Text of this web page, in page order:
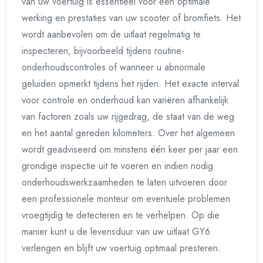
werking en prestaties van uw scooter of bromfiets. Het
wordt aanbevolen om de uitlaat regelmatig te
inspecteren, bijvoorbeeld tijdens routine-
onderhoudscontroles of wanneer u abnormale
geluiden opmerkt tijdens het rijden. Het exacte interval
voor controle en onderhoud kan variëren afhankelijk
van factoren zoals uw rijgedrag, de staat van de weg
en het aantal gereden kilometers. Over het algemeen
wordt geadviseerd om minstens één keer per jaar een
grondige inspectie uit te voeren en indien nodig
onderhoudswerkzaamheden te laten uitvoeren door
een professionele monteur om eventuele problemen
vroegtijdig te detecteren en te verhelpen. Op die
manier kunt u de levensduur van uw uitlaat GY6
verlengen en blijft uw voertuig optimaal presteren.